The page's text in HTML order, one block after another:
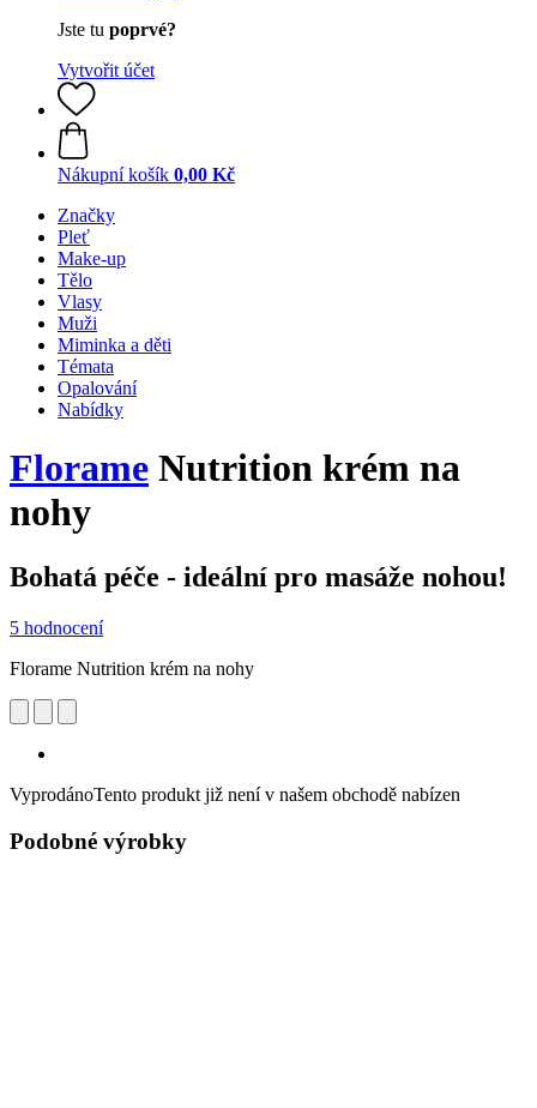
Jste tu poprvé?
Vytvořit účet
Nákupní košík 0,00 Kč
Značky
Pleť
Make-up
Tělo
Vlasy
Muži
Miminka a děti
Témata
Opalování
Nabídky
Florame Nutrition krém na
nohy
Bohatá péče - ideální pro masáže nohou!
5 hodnocení
Florame Nutrition krém na nohy
VyprodánoTento produkt již není v našem obchodě nabízen
Podobné výrobky